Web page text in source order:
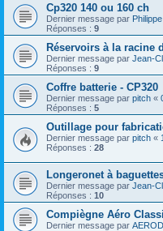
Cp320 140 ou 160 ch
Dernier message par
Réponses : 9
Réservoirs à la racine
Dernier message par Jean-
Réponses : 9
Coffre batterie - CP320
Dernier message par pitch «
Réponses : 5
Outillage pour
Dernier message par pitch «
Réponses : 28
Longeronet à
Dernier message par Jean-
Réponses : 10
Compiègne Aéro
Dernier message par